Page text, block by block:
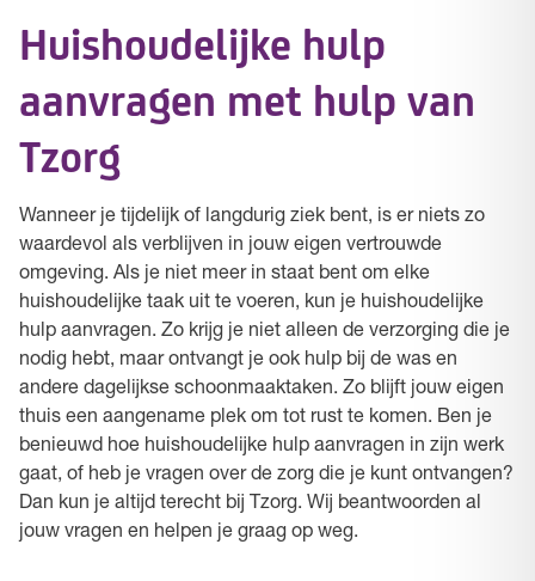
Huishoudelijke hulp
aanvragen met hulp van
Tzorg
Wanneer je tijdelijk of langdurig ziek bent, is er niets zo
waardevol als verblijven in jouw eigen vertrouwde
omgeving. Als je niet meer in staat bent om elke
huishoudelijke taak uit te voeren, kun je huishoudelijke
hulp aanvragen. Zo krijg je niet alleen de verzorging die je
nodig hebt, maar ontvangt je ook hulp bij de was en
andere dagelijkse schoonmaaktaken. Zo blijft jouw eigen
thuis een aangename plek om tot rust te komen. Ben je
benieuwd hoe huishoudelijke hulp aanvragen in zijn werk
gaat, of heb je vragen over de zorg die je kunt ontvangen?
Dan kun je altijd terecht bij Tzorg. Wij beantwoorden al
jouw vragen en helpen je graag op weg.